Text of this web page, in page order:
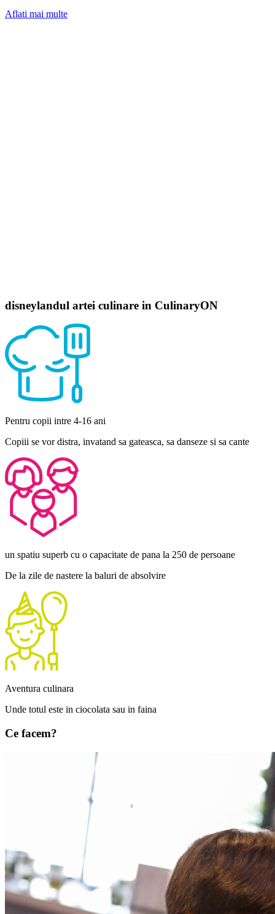
Aflati mai multe
disneylandul artei culinare in CulinaryON
Pentru copii intre 4-16 ani
Copiii se vor distra, invatand sa gateasca, sa danseze si sa cante
un spatiu superb cu o capacitate de pana la 250 de persoane
De la zile de nastere la baluri de absolvire
Aventura culinara
Unde totul este in ciocolata sau in faina
Ce facem?